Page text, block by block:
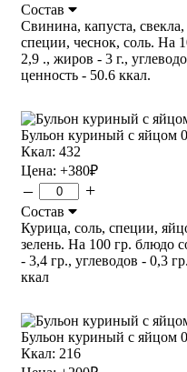
Состав
Свинина, капуста,
специи, чеснок, соль. На
2,9 ., жиров - 3 г.,
ценность - 50.6 ккал.
Бульон куриный с яйцом
Ккал: 432
Цена: +380₽
– +
Состав
Курица, соль, специи,
зелень. На 100 гр. блюдо
- 3,4 гр., углеводов - 0,3
ккал
Бульон куриный с яйцом
Ккал: 216